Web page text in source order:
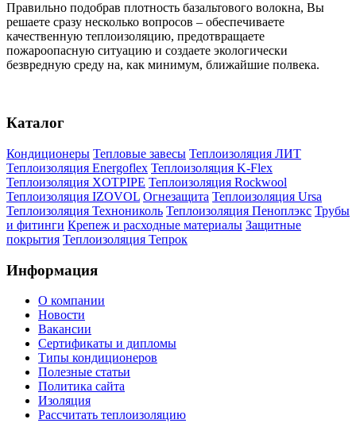
Правильно подобрав плотность базальтового волокна, Вы
решаете сразу несколько вопросов – обеспечиваете
качественную теплоизоляцию, предотвращаете
пожароопасную ситуацию и создаете экологически
безвредную среду на, как минимум, ближайшие полвека.
Каталог
Кондиционеры Тепловые завесы Теплоизоляция ЛИТ
Теплоизоляция Energoflex Теплоизоляция K-Flex
Теплоизоляция XOTPIPE Теплоизоляция Rockwool
Теплоизоляция IZOVOL Огнезащита Теплоизоляция Ursa
Теплоизоляция Технониколь Теплоизоляция Пеноплэкс Трубы
и фитинги Крепеж и расходные материалы Защитные
покрытия Теплоизоляция Тепрок
Информация
О компании
Новости
Вакансии
Сертификаты и дипломы
Типы кондиционеров
Полезные статьи
Политика сайта
Изоляция
Рассчитать теплоизоляцию